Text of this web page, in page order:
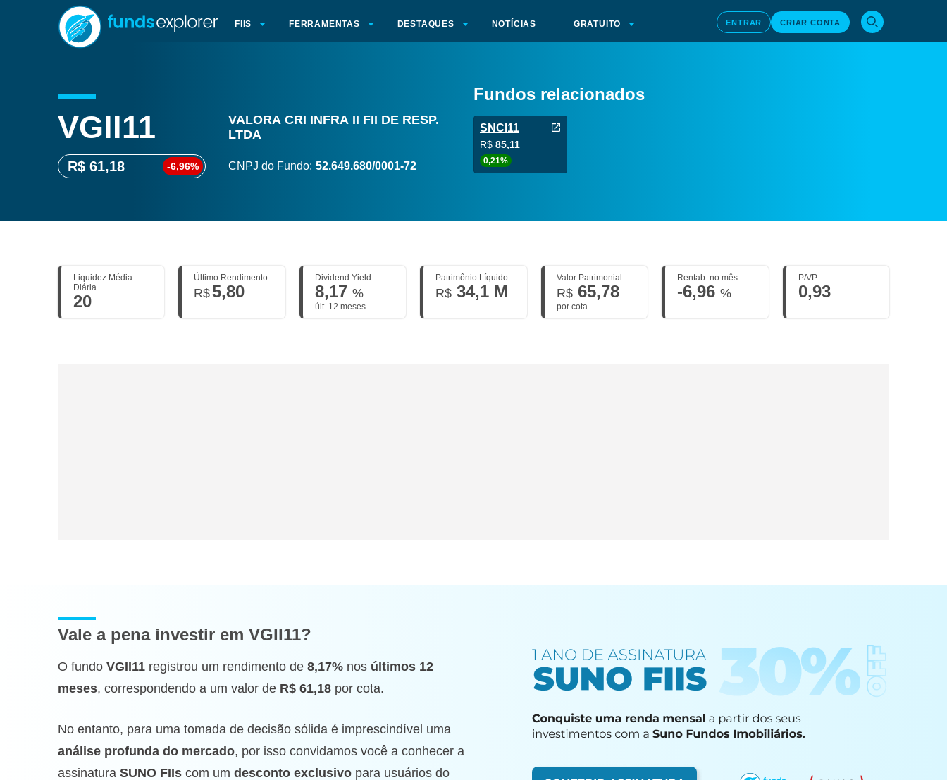
FIIS FERRAMENTAS DESTAQUES NOTÍCIAS GRATUITO ENTRAR CRIAR CONTA
VGII11
VALORA CRI INFRA II FII DE RESP.
LTDA
R$ 61,18 -6,96% CNPJ do Fundo: 52.649.680/0001-72
Fundos relacionados
SNCI11
R$ 85,11
0,21%
Liquidez Média
Diária
20
Último Rendimento
R$5,80
Dividend Yield
8,17 %
últ. 12 meses
Patrimônio Líquido
R$ 34,1 M
Valor Patrimonial
R$65,78
por cota
Rentab. no mês
-6,96%
P/VP
0,93
Vale a pena investir em VGII11?
O fundo VGII11 registrou um rendimento de 8,17% nos últimos 12
meses, correspondendo a um valor de R$ 61,18 por cota.
No entanto, para uma tomada de decisão sólida é imprescindível uma
análise profunda do mercado, por isso convidamos você a conhecer a
assinatura SUNO FIIs com um desconto exclusivo para usuários do